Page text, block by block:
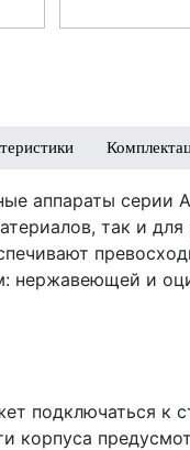
аппараты серии
так и
и
подключаться к
корпуса